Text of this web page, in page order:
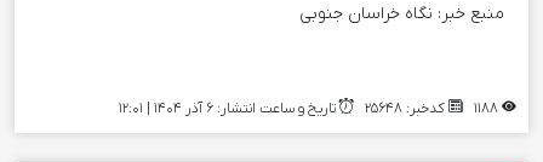
منبع خبر: نگاه خراسان جنوبی
کدخبر: 25648 تاریخ و ساعت انتشار: ۶ آذر ۱۴۰۴ | 12:01